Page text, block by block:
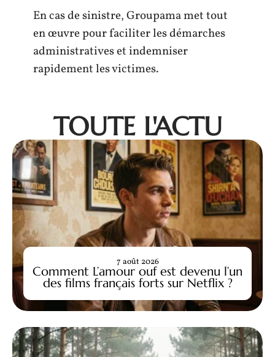
En cas de sinistre, Groupama met tout
en œuvre pour faciliter les démarches
administratives et indemniser
rapidement les victimes.
TOUTE L'ACTU
Comment L’amour ouf est devenu l’un
des films français forts sur Netflix ?
7 août 2026